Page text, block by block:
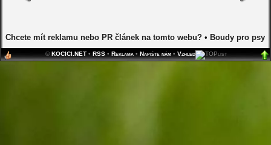
Chcete mít reklamu nebo PR článek na tomto webu? • Boudy pro psy
©KOCICI.NET •RSS •Reklama •Napište nám •Vzhled